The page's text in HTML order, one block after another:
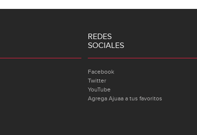
REDES
SOCIALES
Facebook
Twitter
YouTube
Agrega Ajuaa a tus favoritos